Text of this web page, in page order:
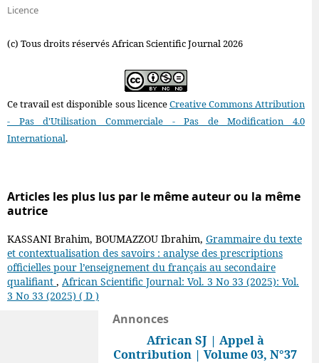
Licence
(c) Tous droits réservés African Scientific Journal 2026
Ce travail est disponible sous licenceCreative Commons Attribution
- Pas d'Utilisation Commerciale - Pas de Modification 4.0
International.
Articles les plus lus par le même auteur ou la même
autrice
KASSANI Brahim, BOUMAZZOU Ibrahim, Grammaire du texte
et contextualisation des savoirs : analyse des prescriptions
officielles pour l’enseignement du français au secondaire
qualifiant , African Scientific Journal: Vol. 3 No 33 (2025): Vol.
3 No 33 (2025) ( D )
Annonces
African SJ | Appel à
Contribution | Volume 03, N°37